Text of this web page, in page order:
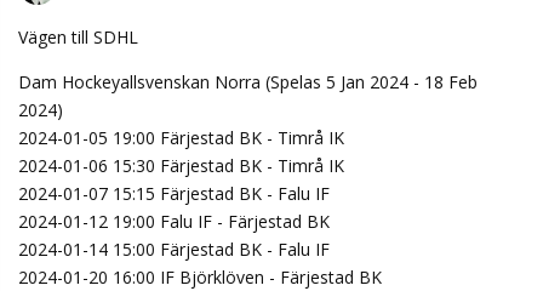
Vägen till SDHL
Dam Hockeyallsvenskan Norra (Spelas 5 Jan 2024 - 18 Feb
2024)
2024-01-05 19:00 Färjestad BK - Timrå IK
2024-01-06 15:30 Färjestad BK - Timrå IK
2024-01-07 15:15 Färjestad BK - Falu IF
2024-01-12 19:00 Falu IF - Färjestad BK
2024-01-14 15:00 Färjestad BK - Falu IF
2024-01-20 16:00 IF Björklöven - Färjestad BK